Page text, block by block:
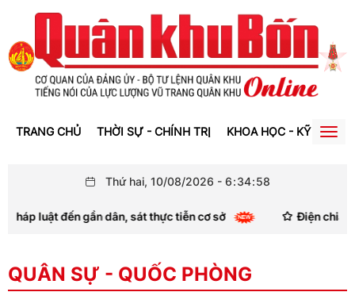
TRANG CHỦ THỜI SỰ - CHÍNH TRỊ KHOA HỌC - KỸ THUẬT
Thứ hai, 10/08/2026 - 6:34:59
đến gần dân, sát thực tiễn cơ sở Điện chia buồn
QUÂN SỰ - QUỐC PHÒNG